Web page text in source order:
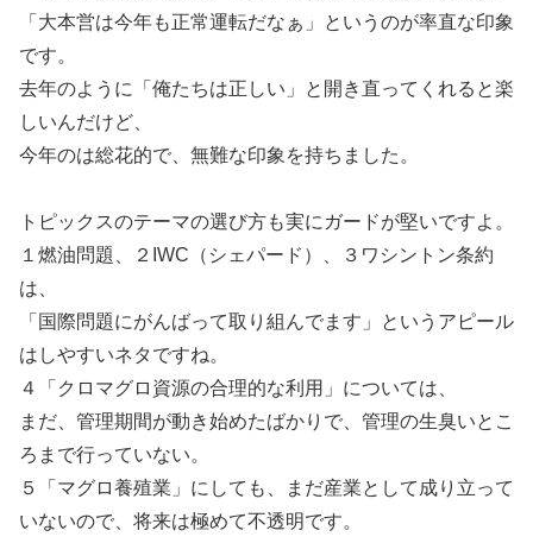
「大本営は今年も正常運転だなぁ」というのが率直な印象
です。
去年のように「俺たちは正しい」と開き直ってくれると楽
しいんだけど、
今年のは総花的で、無難な印象を持ちました。
トピックスのテーマの選び方も実にガードが堅いですよ。
１燃油問題、２IWC（シェパード）、３ワシントン条約
は、
「国際問題にがんばって取り組んでます」というアピール
はしやすいネタですね。
４「クロマグロ資源の合理的な利用」については、
まだ、管理期間が動き始めたばかりで、管理の生臭いとこ
ろまで行っていない。
５「マグロ養殖業」にしても、まだ産業として成り立って
いないので、将来は極めて不透明です。